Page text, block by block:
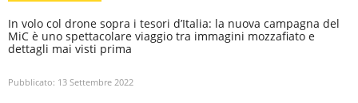
In volo col drone sopra i tesori d’Italia: la nuova campagna del
MiC è uno spettacolare viaggio tra immagini mozzafiato e
dettagli mai visti prima
Pubblicato: 13 Settembre 2022